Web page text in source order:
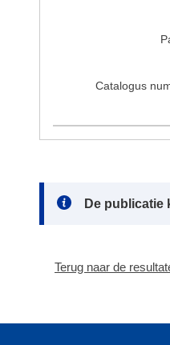
Catalogus
Note:
De publicatie
Terug naar de